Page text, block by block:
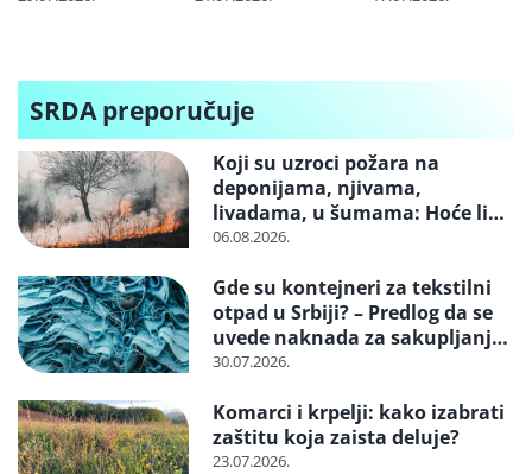
stigne do
Balkana
SRDA preporučuje
Koji su uzroci požara na
deponijama, njivama,
livadama, u šumama: Hoće li
neko konačno biti kažnjen
06.08.2026.
Gde su kontejneri za tekstilni
otpad u Srbiji? – Predlog da se
uvede naknada za sakupljanje i
reciklažu i svrstavanje u
30.07.2026.
Komarci i krpelji: kako izabrati
zaštitu koja zaista deluje?
23.07.2026.